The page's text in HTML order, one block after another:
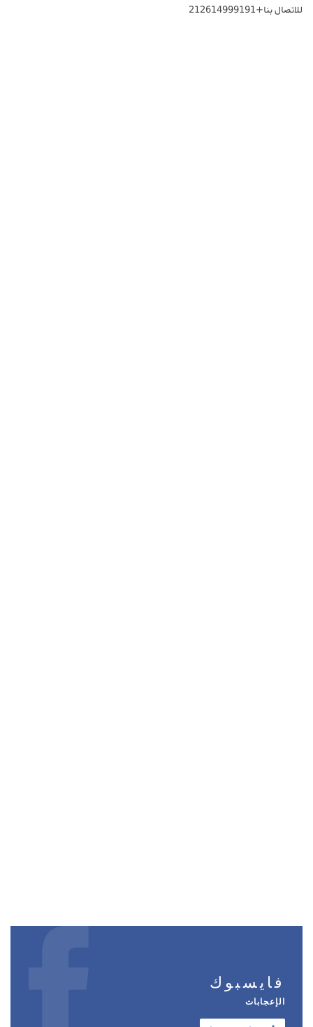
للاتصال بنا+212614999191
فايسبوك
الإعجابات